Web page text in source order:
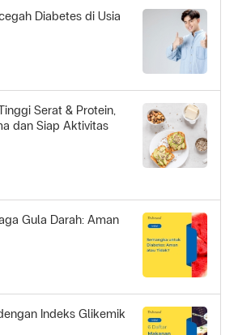
Diabetes di Usia
Serat & Protein,
dan Siap Aktivitas
Gula Darah: Aman
Indeks Glikemik